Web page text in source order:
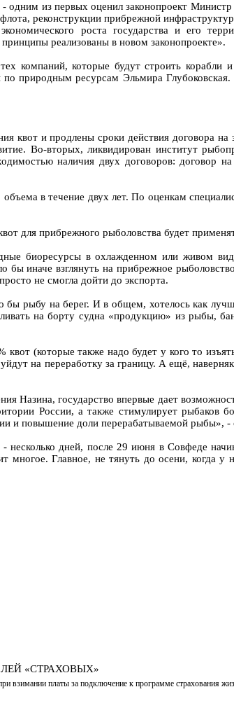
одним из первых оценил законопроект
реконструкции прибрежной
роста государства и его
реализованы в новом законопроекте».
компаний, которые будут строить
природным ресурсам Эльмира
квот и продлены сроки действия договора
Во-вторых, ликвидирован институт
наличия двух договоров: договор
в течение двух лет. По оценкам
для прибрежного рыболовства будет
биоресурсы в охлажденном или живом
бы иначе взглянуть на прибрежное
не смогла дойти до экспорта.
рыбу на берег. И в общем, хотелось как
на борту судна «продукцию» из рыбы,
(которые также надо будет у кого то
на переработку за границу. А ещё,
Назина, государство впервые дает
России, а также стимулирует рыбаков
и повышение доли перерабатываемой рыбы», -
дней, после 29 июня в Совфеде
Главное, не тянуть до осени, когда
«СТРАХОВЫХ»
взимании платы за подключение к программе страхования